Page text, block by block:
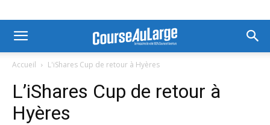
Accueil L'iShares Cup de retour à Hyères
L’iShares Cup de retour à
Hyères